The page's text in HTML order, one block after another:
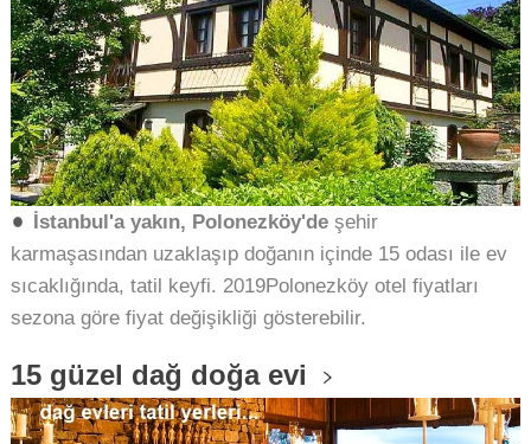
İstanbul'a yakın, Polonezköy'de şehir
karmaşasından uzaklaşıp doğanın içinde 15 odası ile ev
sıcaklığında, tatil keyfi. 2019Polonezköy otel fiyatları
sezona göre fiyat değişikliği gösterebilir.
15 güzel dağ doğa evi